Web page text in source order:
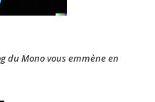
du Mono vous emmène en